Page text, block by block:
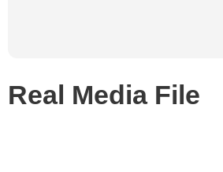
Real Media File